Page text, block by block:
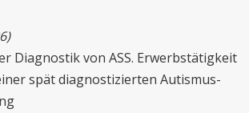
Diagnostik von ASS. Erwerbstätigkeit
spät diagnostizierten Autismus-